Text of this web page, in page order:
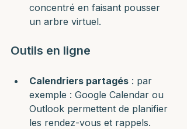
concentré en faisant pousser
un arbre virtuel.
Outils en ligne
Calendriers partagés : par
exemple : Google Calendar ou
Outlook permettent de planifier
les rendez-vous et rappels.